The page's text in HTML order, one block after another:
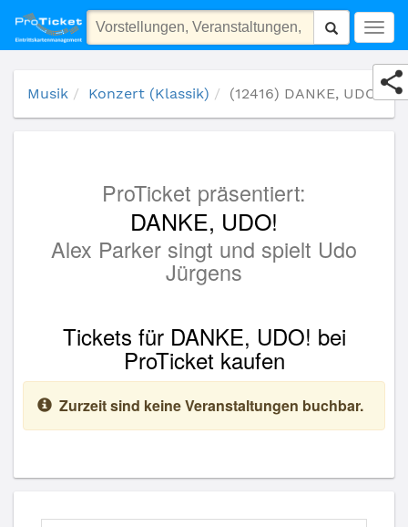
(12416) DANKE, UDO!
Musik Konzert (Klassik) (12416) DANKE, UDO!
ProTicket präsentiert:
DANKE, UDO!
Alex Parker singt und spielt Udo
Jürgens
Tickets für DANKE, UDO! bei
ProTicket kaufen
Zurzeit sind keine Veranstaltungen buchbar.